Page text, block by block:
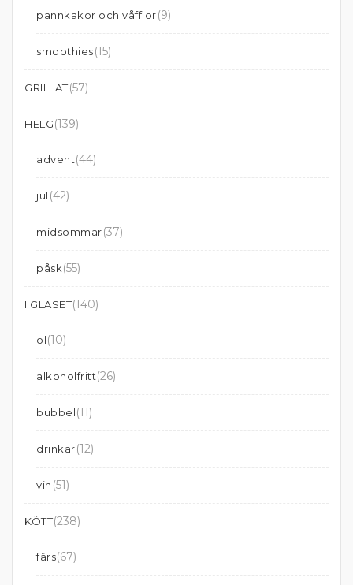
pannkakor och våfflor(9)
smoothies(15)
GRILLAT(57)
HELG(139)
advent(44)
jul (42)
midsommar(37)
påsk(55)
I GLASET(140)
öl(10)
alkoholfritt(26)
bubbel(11)
drinkar(12)
vin (51)
KÖTT(238)
färs(67)